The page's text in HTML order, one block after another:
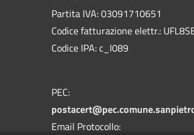
Partita IVA: 03091710651
Codice fatturazione elettr.:
Codice IPA: c_I089
PEC:
Email Protocollo: